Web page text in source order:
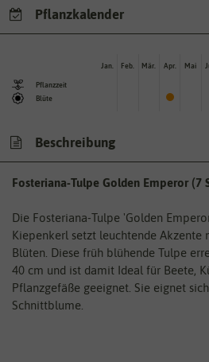
Pflanzkalender
Pflanzzeit
Blüte
Jan. Feb. Mär. Apr. Mai
Beschreibung
Fosteriana-Tulpe Golden Emperor (7
Die Fosteriana-Tulpe 'Golden
Kiepenkerl setzt leuchtende Akzente
Blüten. Diese früh blühende Tulpe
40 cm und ist damit Ideal für Beete,
Pflanzgefäße geeignet. Sie eignet
Schnittblume.